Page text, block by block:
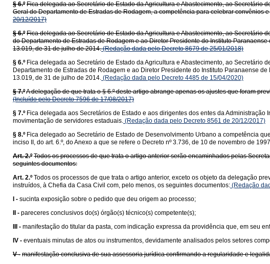
§ 6.º Fica delegada ao Secretário de Estado da Agricultura e Abastecimento, ao Secretário
Geral do Departamento de Estradas de Rodagem, a competência para celebrar
20/12/2017)
§ 6.º Fica delegada ao Secretário de Estado da Agricultura e Abastecimento, ao Secretário
do Departamento de Estradas de Rodagem e ao Diretor Presidente do Instituto
13.019, de 31 de julho de 2014.(Redação dada pelo Decreto 8679 de 25/01/2018)
§ 6.º Fica delegada ao Secretário de Estado da Agricultura e Abastecimento, ao Secretário
Departamento de Estradas de Rodagem e ao Diretor Presidente do Instituto Paranaense
13.019, de 31 de julho de 2014. (Redação dada pelo Decreto 4485 de 15/04/2020)
§ 7.ºA delegação de que trata o § 6.º deste artigo abrange apenas os ajustes que foram
(Incluído pelo Decreto 7596 de 17/08/2017)
§ 7.º Fica delegada aos Secretários de Estado e aos dirigentes dos entes da
movimentação de servidores estaduais. (Redação dada pelo Decreto 8561 de 20/12/2017)
§ 8.º Fica delegado ao Secretário de Estado de Desenvolvimento Urbano a competência
inciso II, do art. 6.º, do Anexo a que se refere o Decreto nº 3.736, de 10 de novembro de
Art. 2.º Todos os processos de que trata o artigo anterior serão encaminhados pelas
seguintes documentos:
Art. 2.º Todos os processos de que trata o artigo anterior, exceto os objeto da delegação
instruídos, à Chefia da Casa Civil com, pelo menos, os seguintes documentos: (Redação
I - sucinta exposição sobre o pedido que deu origem ao processo;
II - pareceres conclusivos do(s) órgão(s) técnico(s) competente(s);
III - manifestação do titular da pasta, com indicação expressa da providência que, em seu
IV - eventuais minutas de atos ou instrumentos, devidamente analisados pelos setores
V - manifestação conclusiva de sua assessoria jurídica confirmando a regularidade e